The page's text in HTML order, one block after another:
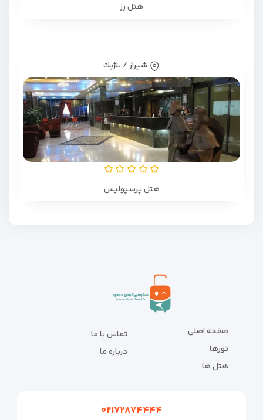
هتل رز
شیراز / بلژيك
هتل پرسپولیس
صفحه اصلی
تورها
هتل ها
تماس با ما
درباره ما
۰۲۱۷۲۸۷۴۴۴۴